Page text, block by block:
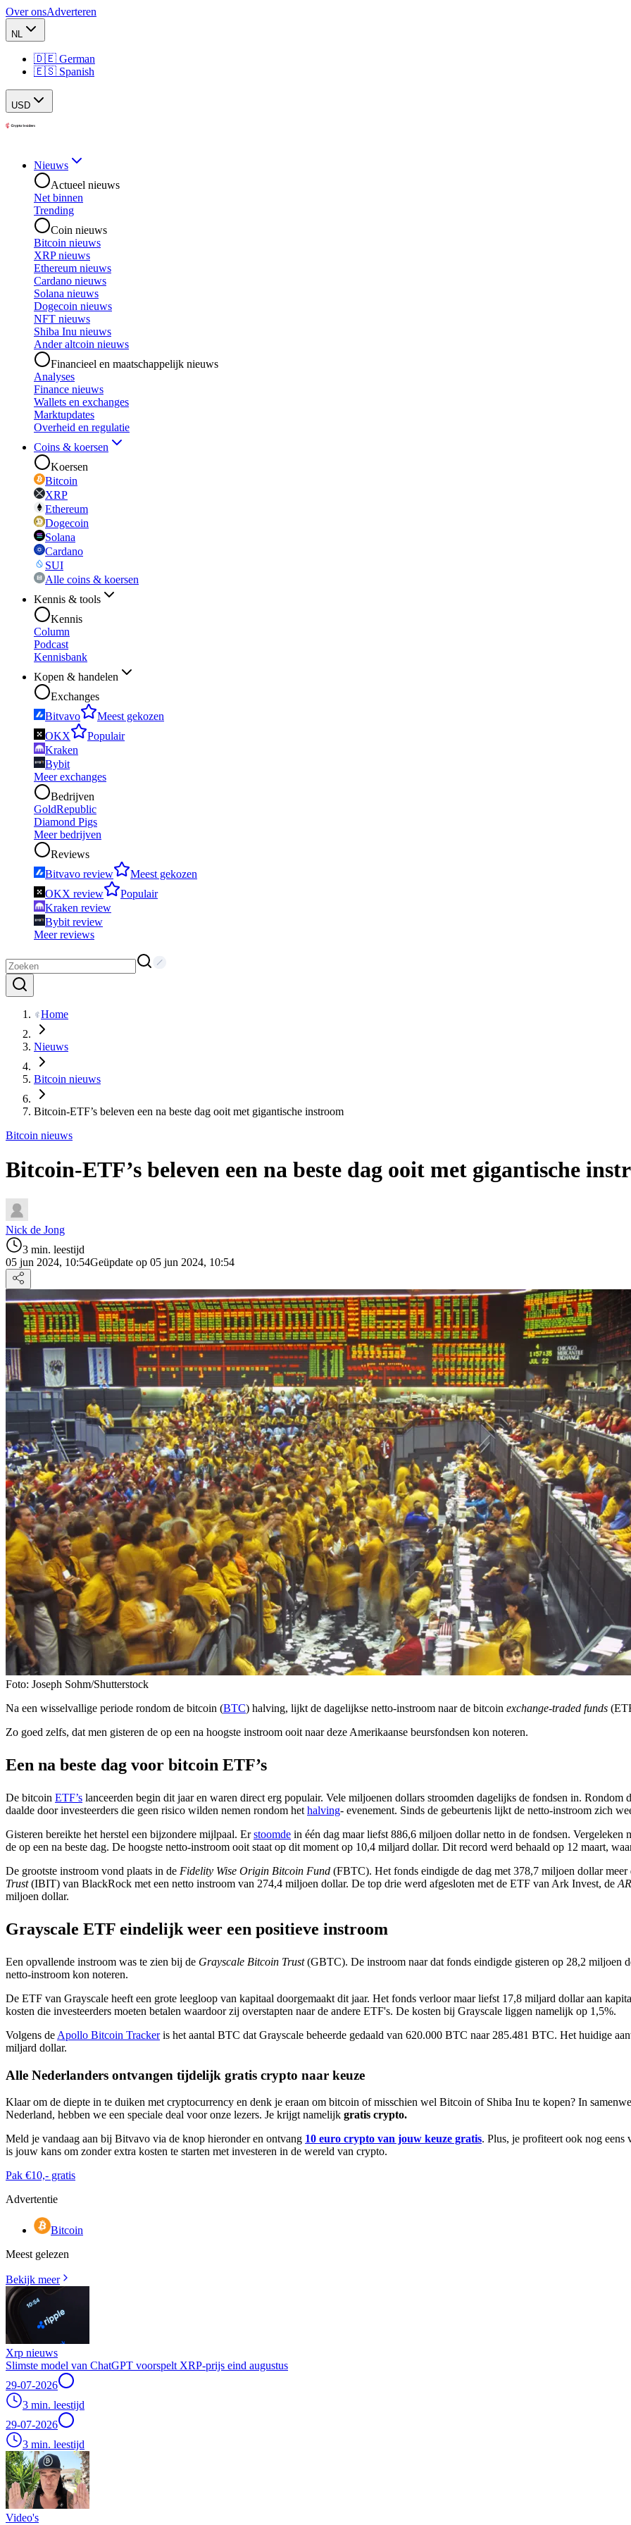
Over onsAdverteren
NL
🇩🇪 German
🇪🇸 Spanish
USD
Nieuws
Actueel nieuws
Net binnen
Trending
Coin nieuws
Bitcoin nieuws
XRP nieuws
Ethereum nieuws
Cardano nieuws
Solana nieuws
Dogecoin nieuws
NFT nieuws
Shiba Inu nieuws
Ander altcoin nieuws
Financieel en maatschappelijk nieuws
Analyses
Finance nieuws
Wallets en exchanges
Marktupdates
Overheid en regulatie
Coins & koersen
Koersen
Bitcoin
XRP
Ethereum
Dogecoin
Solana
Cardano
SUI
Alle coins & koersen
Kennis & tools
Kennis
Column
Podcast
Kennisbank
Kopen & handelen
Exchanges
Bitvavo
Meest gekozen
OKX
Populair
Kraken
Bybit
Meer exchanges
Bedrijven
GoldRepublic
Diamond Pigs
Meer bedrijven
Reviews
Bitvavo review
Meest gekozen
OKX review
Populair
Kraken review
Bybit review
Meer reviews
Home
Nieuws
Bitcoin nieuws
Bitcoin-ETF’s beleven een na beste dag ooit met gigantische instroom
Bitcoin nieuws
Bitcoin-ETF’s beleven een na beste dag ooit met gigantische
Nick de Jong
3 min. leestijd
05 jun 2024, 10:54Geüpdate op 05 jun 2024, 10:54
Foto: Joseph Sohm/Shutterstock
Na een wisselvallige periode rondom de bitcoin (BTC) halving, lijkt de dagelijkse netto-instroom naar de bitcoin exchange-traded funds
Zo goed zelfs, dat men gisteren de op een na hoogste instroom ooit naar deze Amerikaanse beursfondsen kon noteren.
Een na beste dag voor bitcoin ETF’s
De bitcoin ETF’s lanceerden begin dit jaar en waren direct erg populair. Vele miljoenen dollars stroomden dagelijks de fondsen in.
daalde door investeerders die geen risico wilden nemen rondom het halving- evenement. Sinds de gebeurtenis lijkt de netto-instroom zich
Gisteren bereikte het herstel een bijzondere mijlpaal. Erstoomde in één dag maar liefst 886,6 miljoen dollar netto in de fondsen. Vergeleken
de op een na beste dag. De hoogste netto-instroom ooit staat op dit moment op 10,4 miljard dollar. Dit record werd behaald op 12 maart,
De grootste instroom vond plaats in de Fidelity Wise Origin Bitcoin Fund (FBTC). Het fonds eindigde de dag met 378,7 miljoen dollar
Trust(IBIT) van BlackRock met een netto instroom van 274,4 miljoen dollar. De top drie werd afgesloten met de ETF van Ark Invest, de
miljoen dollar.
Grayscale ETF eindelijk weer een positieve instroom
Een opvallende instroom was te zien bij de Grayscale Bitcoin Trust(GBTC). De instroom naar dat fonds eindigde gisteren op 28,2 miljoen
netto-instroom kon noteren.
De ETF van Grayscale heeft een grote leegloop van kapitaal doorgemaakt dit jaar. Het fonds verloor maar liefst 17,8 miljard dollar aan
kosten die investeerders moeten betalen waardoor zij overstapten naar de andere ETF's. De kosten bij Grayscale liggen namelijk op 1,5%.
Volgens de Apollo Bitcoin Trackeris het aantal BTC dat Grayscale beheerde gedaald van 620.000 BTC naar 285.481 BTC. Het huidige
miljard dollar.
Alle Nederlanders ontvangen tijdelijk gratis crypto naar keuze
Klaar om de diepte in te duiken met cryptocurrency en denk je eraan om bitcoin of misschien wel Bitcoin of Shiba Inu te kopen? In
Nederland, hebben we een speciale deal voor onze lezers. Je krijgt namelijk gratis crypto.
Meld je vandaag aan bij Bitvavo via de knop hieronder en ontvang 10 euro crypto van jouw keuze gratis. Plus, je profiteert ook nog eens
is jouw kans om zonder extra kosten te starten met investeren in de wereld van crypto.
Pak €10,- gratis
Advertentie
Bitcoin
Meest gelezen
Bekijk meer
Xrp nieuws
Slimste model van ChatGPT voorspelt XRP-prijs eind augustus
29-07-2026
3 min. leestijd
29-07-2026
3 min. leestijd
Video's